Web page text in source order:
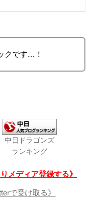
クです…！
中日ドラゴンズ
ランキング
メディア登録する》
で受け取る》